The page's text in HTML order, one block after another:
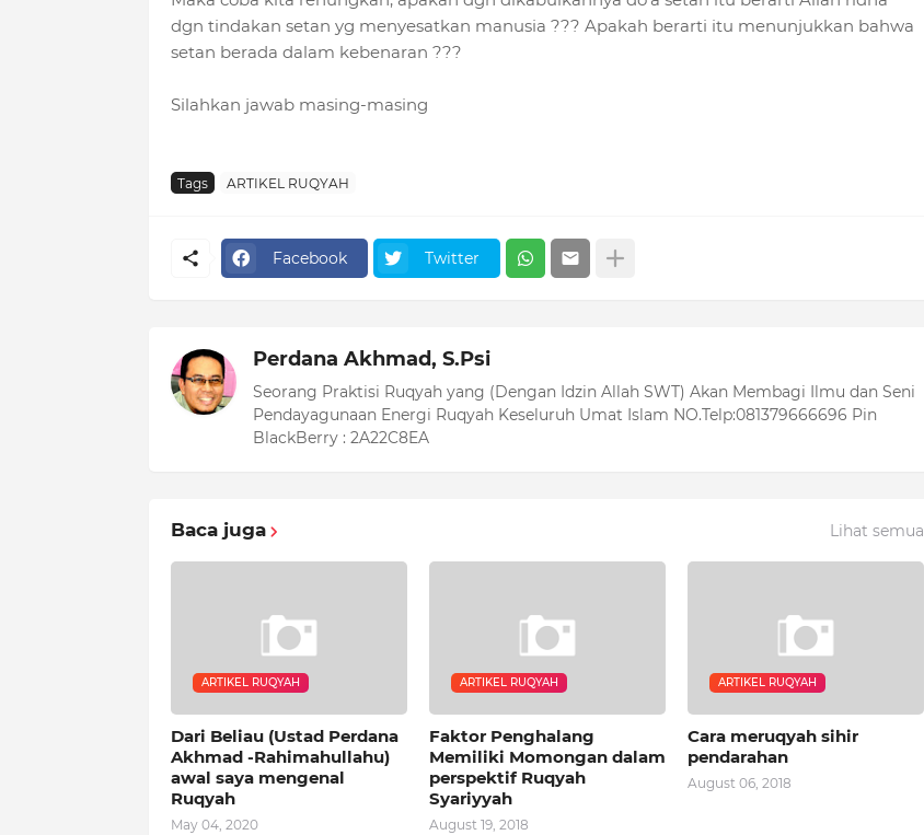
dgn tindakan setan yg menyesatkan manusia ??? Apakah berarti itu menunjukkan bahwa
setan berada dalam kebenaran ???
Silahkan jawab masing-masing
Tags ARTIKEL RUQYAH
Facebook Twitter
Perdana Akhmad, S.Psi
Seorang Praktisi Ruqyah yang (Dengan Idzin Allah SWT) Akan Membagi Ilmu dan Seni
Pendayagunaan Energi Ruqyah Keseluruh Umat Islam NO.Telp:081379666696 Pin
BlackBerry : 2A22C8EA
Baca juga Lihat semua
ARTIKEL RUQYAH
Dari Beliau (Ustad Perdana
Akhmad -Rahimahullahu)
awal saya mengenal
Ruqyah
May 04, 2020
ARTIKEL RUQYAH
Faktor Penghalang
Memiliki Momongan dalam
perspektif Ruqyah
Syariyyah
August 19, 2018
ARTIKEL RUQYAH
Cara meruqyah sihir
pendarahan
August 06, 2018